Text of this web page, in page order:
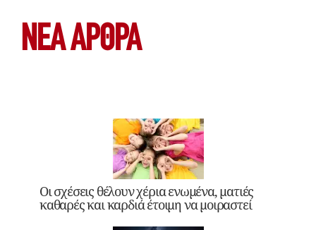
ΝΕΑ ΆΡΘΡΑ
Οι σχέσεις θέλουν χέρια ενωμένα, ματιές
καθαρές και καρδιά έτοιμη να μοιραστεί